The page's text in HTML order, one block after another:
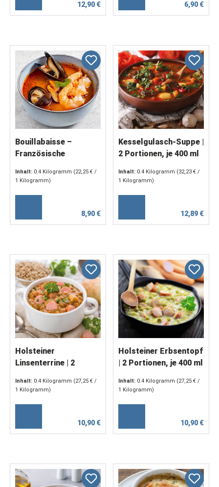
12,90 € 6,90 €
Bouillabaisse –
Französische
Fenchel und Safran (2
Inhalt: 0.4 Kilogramm (22,25 € /
1 Kilogramm)
8,90 €
Kesselgulasch-Suppe |
2 Portionen, je 400 ml
Inhalt: 0.4 Kilogramm (32,23 € /
1 Kilogramm)
12,89 €
Holsteiner
Linsenterrine | 2
Inhalt: 0.4 Kilogramm (27,25 € /
1 Kilogramm)
10,90 €
Holsteiner Erbsentopf
| 2 Portionen, je 400 ml
Inhalt: 0.4 Kilogramm (27,25 € /
1 Kilogramm)
10,90 €